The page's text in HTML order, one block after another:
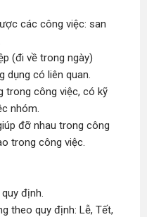
các công việc: san
(đi về trong ngày)
dụng có liên quan.
trong công việc, có kỹ
nhóm.
đỡ nhau trong công
trong công việc.
định.
theo quy định: Lễ, Tết,